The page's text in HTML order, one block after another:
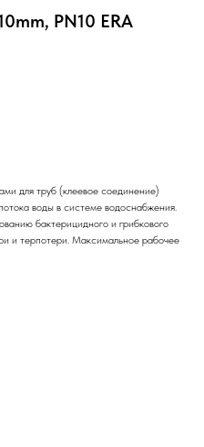
PN10 ERA
для труб (клеевое соединение)
воды в системе водоснабжения.
бактерицидного и грибкового
и терпотери. Максимальное рабочее